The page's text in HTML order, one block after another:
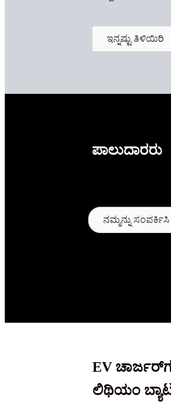
ಇನ್ನಷ್ಟು ತಿಳಿಯಿರಿ
ಪಾಲುದಾರರು
ನಮ್ಮನ್ನು ಸಂಪರ್ಕಿಸಿ
EV
ಲಿಥಿಯಂ